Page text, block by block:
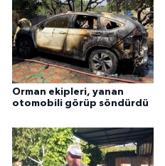
Orman ekipleri, yanan
otomobili görüp söndürdü